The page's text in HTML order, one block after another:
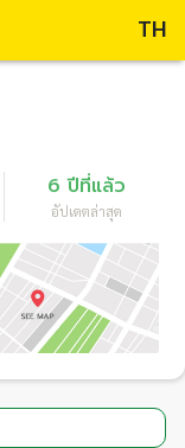
TH
6 ปีที่แล้ว
อัปเดตล่าสุด